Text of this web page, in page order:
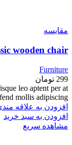
مقایسه
wooden chair
Furniture
299 تومان
leo aptent per at
mollis adipiscing.
افزودن به علاقه
افزودن به سبد خرید
مشاهده سریع